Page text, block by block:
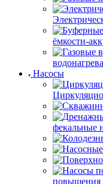
ёмкости-
Насосы
фекальные
повышения